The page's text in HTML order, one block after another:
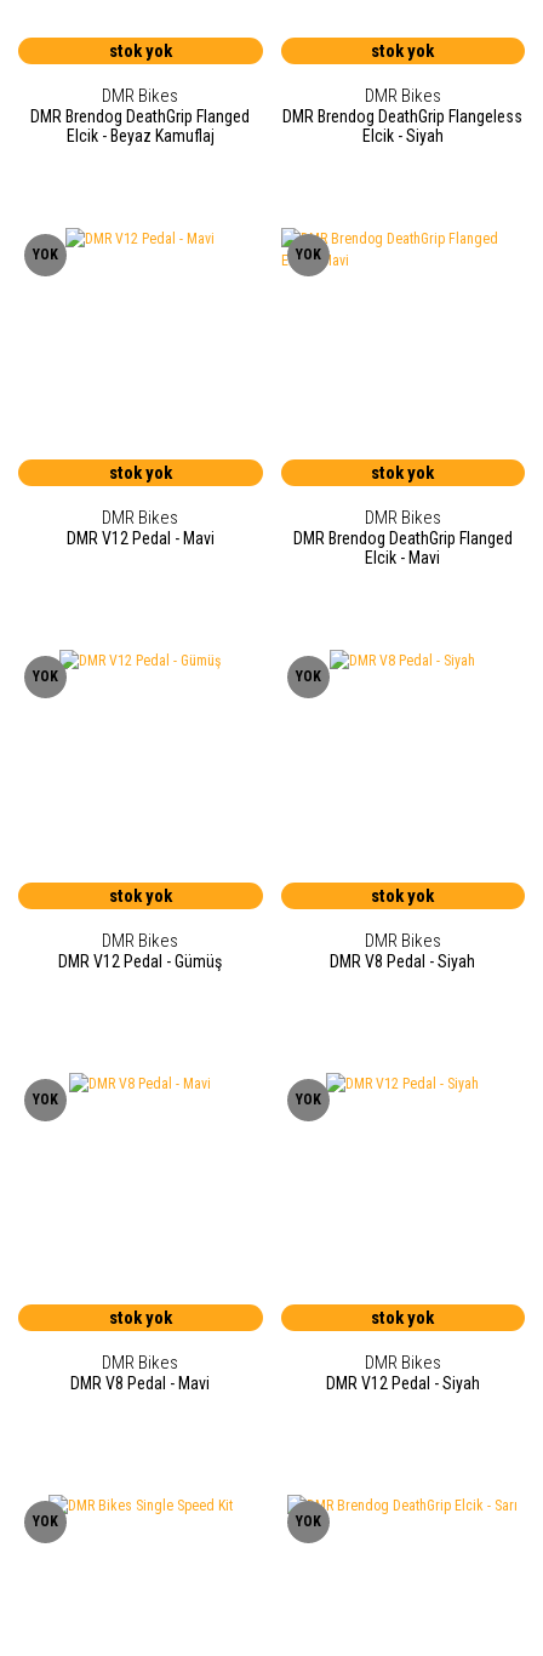
stok yok
DMR Bikes
DMR Brendog DeathGrip Flanged
Elcik - Beyaz Kamuflaj
stok yok
DMR Bikes
DMR Brendog DeathGrip Flangeless
Elcik - Siyah
YOK
stok yok
DMR Bikes
DMR V12 Pedal - Mavi
YOK
stok yok
DMR Bikes
DMR Brendog DeathGrip Flanged
Elcik - Mavi
YOK
stok yok
DMR Bikes
DMR V12 Pedal - Gümüş
YOK
stok yok
DMR Bikes
DMR V8 Pedal - Siyah
YOK
stok yok
DMR Bikes
DMR V8 Pedal - Mavi
YOK
stok yok
DMR Bikes
DMR V12 Pedal - Siyah
YOK YOK